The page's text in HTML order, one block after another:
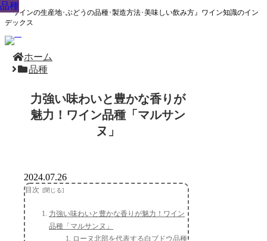
『ワインの生産地･ぶどうの品種･製造方法･美味しい飲み方』ワイン知識のイン
デックス
ホーム
品種
力強い味わいと豊かな香りが
魅力！ワイン品種「マルサン
ヌ」
品種
2024.07.26
目次
力強い味わいと豊かな香りが魅力！ワイン
品種「マルサンヌ」
ローヌ北部を代表する白ブドウ品種
品種
品種
品種
品種
品種
品種
品種
品種